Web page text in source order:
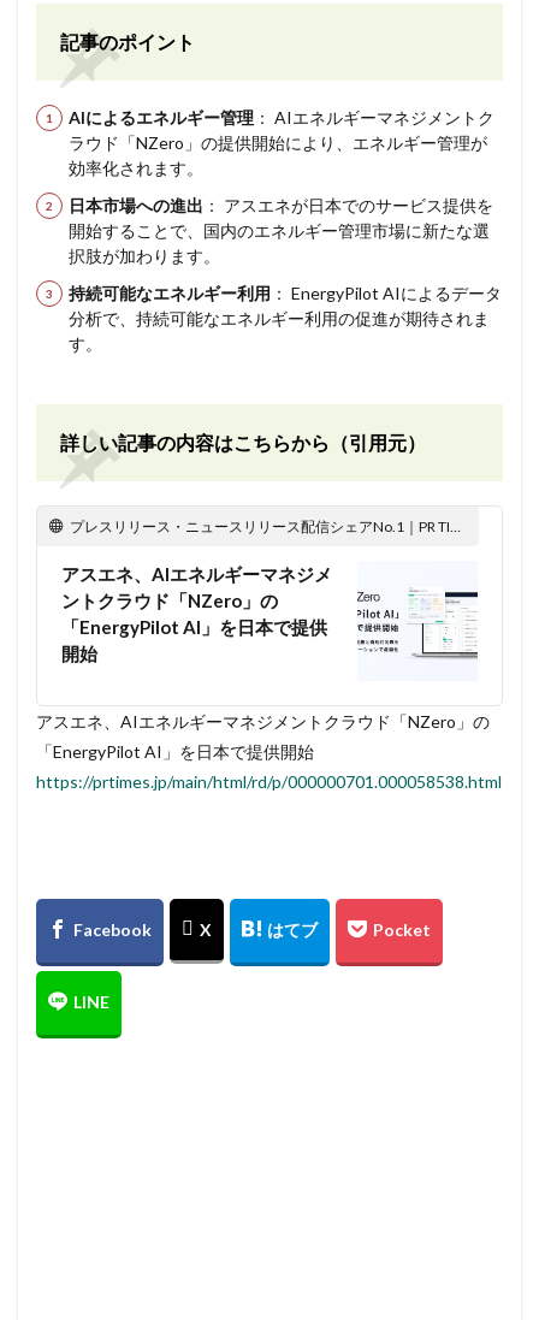
記事のポイント
AIによるエネルギー管理 ： AIエネルギーマネジメントク
ラウド「NZero」の提供開始により、エネルギー管理が
効率化されます。
日本市場への進出 ： アスエネが日本でのサービス提供を
開始することで、国内のエネルギー管理市場に新たな選
択肢が加わります。
持続可能なエネルギー利用 ： EnergyPilot AIによるデータ
分析で、持続可能なエネルギー利用の促進が期待されま
す。
詳しい記事の内容はこちらから（引用元）
プレスリリース・ニュースリリース配信シェアNo.1｜PR TIMES
アスエネ、AIエネルギーマネジメ
ントクラウド「NZero」の
「EnergyPilot AI」を日本で提供
開始
アスエネ、AIエネルギーマネジメントクラウド「NZero」の
「EnergyPilot AI」を日本で提供開始
https://prtimes.jp/main/html/rd/p/000000701.000058538.html